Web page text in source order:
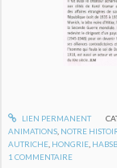
LIEN PERMANENT
ANIMATIONS NOTRE
AUTRICHE HONGRIE
1 COMMENTAIRE